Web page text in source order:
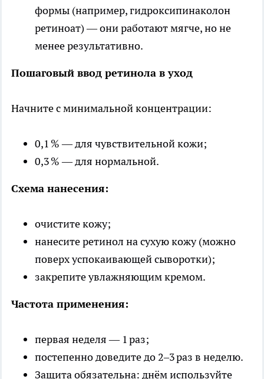
формы (например, гидроксипинаколон
ретиноат) — они работают мягче, но не
менее результативно.
Пошаговый ввод ретинола в уход
Начните с минимальной концентрации:
0,1 % — для чувствительной кожи;
0,3 % — для нормальной.
Схема нанесения:
очистите кожу;
нанесите ретинол на сухую кожу (можно
поверх успокаивающей сыворотки);
закрепите увлажняющим кремом.
Частота применения:
первая неделя — 1 раз;
постепенно доведите до 2–3 раз в неделю.
Защита обязательна: днём используйте